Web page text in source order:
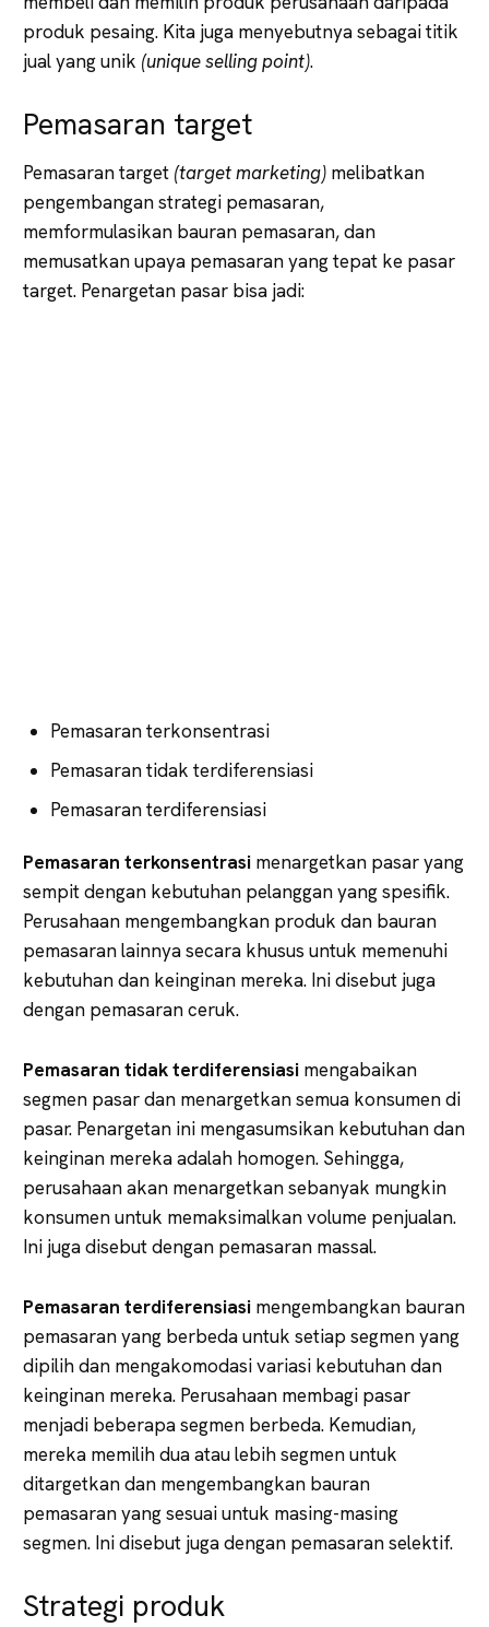
produk pesaing. Kita juga menyebutnya sebagai titik
jual yang unik (unique selling point).
Pemasaran target
Pemasaran target (target marketing) melibatkan
pengembangan strategi pemasaran,
memformulasikan bauran pemasaran, dan
memusatkan upaya pemasaran yang tepat ke pasar
target. Penargetan pasar bisa jadi:
Pemasaran terkonsentrasi
Pemasaran tidak terdiferensiasi
Pemasaran terdiferensiasi
Pemasaran terkonsentrasi menargetkan pasar yang
sempit dengan kebutuhan pelanggan yang spesifik.
Perusahaan mengembangkan produk dan bauran
pemasaran lainnya secara khusus untuk memenuhi
kebutuhan dan keinginan mereka. Ini disebut juga
dengan pemasaran ceruk.
Pemasaran tidak terdiferensiasi mengabaikan
segmen pasar dan menargetkan semua konsumen di
pasar. Penargetan ini mengasumsikan kebutuhan dan
keinginan mereka adalah homogen. Sehingga,
perusahaan akan menargetkan sebanyak mungkin
konsumen untuk memaksimalkan volume penjualan.
Ini juga disebut dengan pemasaran massal.
Pemasaran terdiferensiasi mengembangkan bauran
pemasaran yang berbeda untuk setiap segmen yang
dipilih dan mengakomodasi variasi kebutuhan dan
keinginan mereka. Perusahaan membagi pasar
menjadi beberapa segmen berbeda. Kemudian,
mereka memilih dua atau lebih segmen untuk
ditargetkan dan mengembangkan bauran
pemasaran yang sesuai untuk masing-masing
segmen. Ini disebut juga dengan pemasaran selektif.
Strategi produk